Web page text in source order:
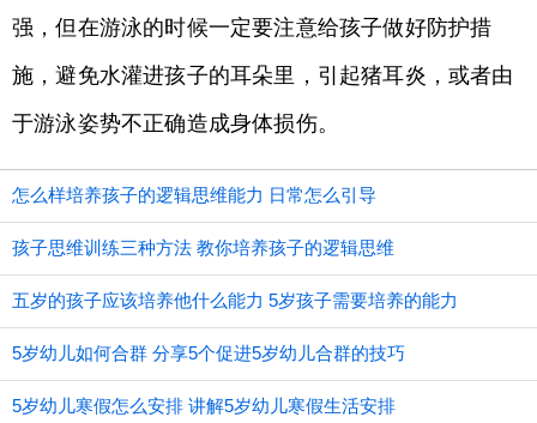
强，但在游泳的时候一定要注意给孩子做好防护措
施，避免水灌进孩子的耳朵里，引起猪耳炎，或者由
于游泳姿势不正确造成身体损伤。
怎么样培养孩子的逻辑思维能力 日常怎么引导
孩子思维训练三种方法 教你培养孩子的逻辑思维
五岁的孩子应该培养他什么能力 5岁孩子需要培养的能力
5岁幼儿如何合群 分享5个促进5岁幼儿合群的技巧
5岁幼儿寒假怎么安排 讲解5岁幼儿寒假生活安排